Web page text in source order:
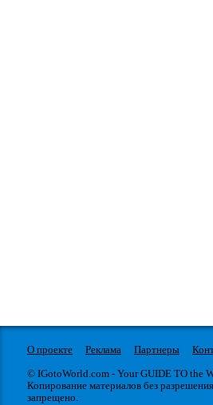
О проекте Реклама Партнеры
© IGotoWorld.com - Your GUIDE TO the
Копирование материалов без
запрещено.